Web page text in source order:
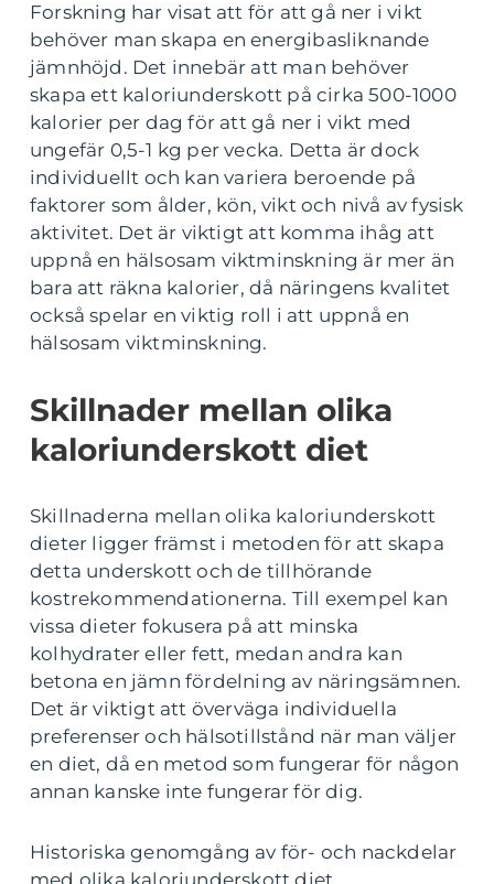
Forskning har visat att för att gå ner i vikt
behöver man skapa en energibasliknande
jämnhöjd. Det innebär att man behöver
skapa ett kaloriunderskott på cirka 500-1000
kalorier per dag för att gå ner i vikt med
ungefär 0,5-1 kg per vecka. Detta är dock
individuellt och kan variera beroende på
faktorer som ålder, kön, vikt och nivå av fysisk
aktivitet. Det är viktigt att komma ihåg att
uppnå en hälsosam viktminskning är mer än
bara att räkna kalorier, då näringens kvalitet
också spelar en viktig roll i att uppnå en
hälsosam viktminskning.
Skillnader mellan olika
kaloriunderskott diet
Skillnaderna mellan olika kaloriunderskott
dieter ligger främst i metoden för att skapa
detta underskott och de tillhörande
kostrekommendationerna. Till exempel kan
vissa dieter fokusera på att minska
kolhydrater eller fett, medan andra kan
betona en jämn fördelning av näringsämnen.
Det är viktigt att överväga individuella
preferenser och hälsotillstånd när man väljer
en diet, då en metod som fungerar för någon
annan kanske inte fungerar för dig.
Historiska genomgång av för- och nackdelar